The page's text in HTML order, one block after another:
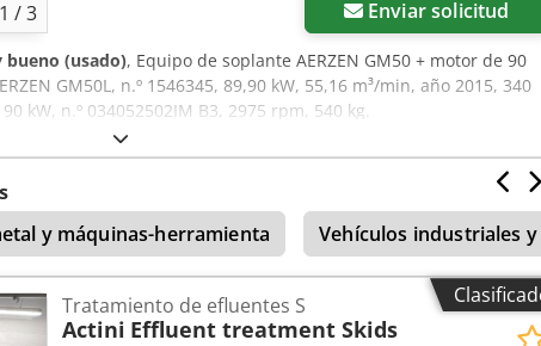
1 /3 Enviar solicitud
bueno (usado), Equipo de soplante AERZEN GM50 + motor de 90
GM50L, n.º 1546345, 89,90 kW, 55,16 m³/min, año 2015, 340
kW, n.º 034052502IM B3, 2975 rpm, 540 kg.
y máquinas-herramienta
Vehículos industriales y
Tratamiento de efluentes S
Actini Effluent treatment Skids